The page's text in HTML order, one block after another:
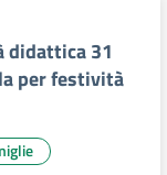
didattica 31
per festività